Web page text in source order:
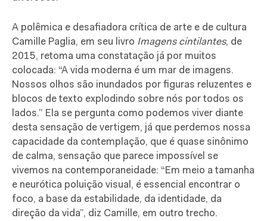
A polêmica e desafiadora crítica de arte e de cultura
Camille Paglia, em seu livro Imagens cintilantes, de
2015, retoma uma constatação já por muitos
colocada: “A vida moderna é um mar de imagens.
Nossos olhos são inundados por figuras reluzentes e
blocos de texto explodindo sobre nós por todos os
lados.” Ela se pergunta como podemos viver diante
desta sensação de vertigem, já que perdemos nossa
capacidade da contemplação, que é quase sinônimo
de calma, sensação que parece impossível se
vivemos na contemporaneidade: “Em meio a tamanha
e neurótica poluição visual, é essencial encontrar o
foco, a base da estabilidade, da identidade, da
direção da vida”, diz Camille, em outro trecho.